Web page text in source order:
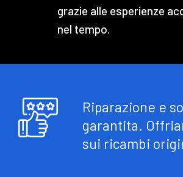
grazie alle esperienze
nel tempo.
Riparazione e
garantita.
sui ricambi